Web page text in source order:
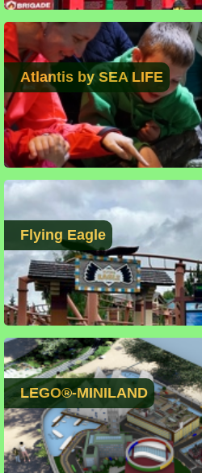
Atlantis by SEA LIFE
Flying Eagle
LEGO®-MINILAND